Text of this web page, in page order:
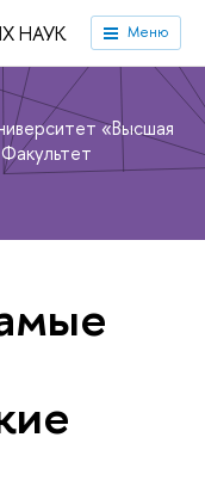
НАУК Меню
«Высшая
Факультет